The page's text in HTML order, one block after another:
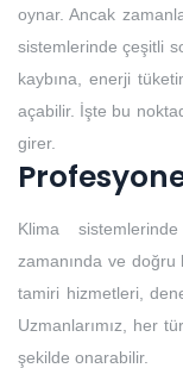
oynar. Ancak
sistemlerinde çeşitli
kaybına, enerji
açabilir. İşte bu
girer.
Klima
zamanında ve doğru
tamiri hizmetleri,
Uzmanlarımız, her
şekilde onarabilir.